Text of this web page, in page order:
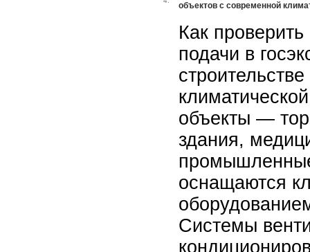
объектов с современной
Как
подачи в
объекты —
здания,
оснащаются
Системы